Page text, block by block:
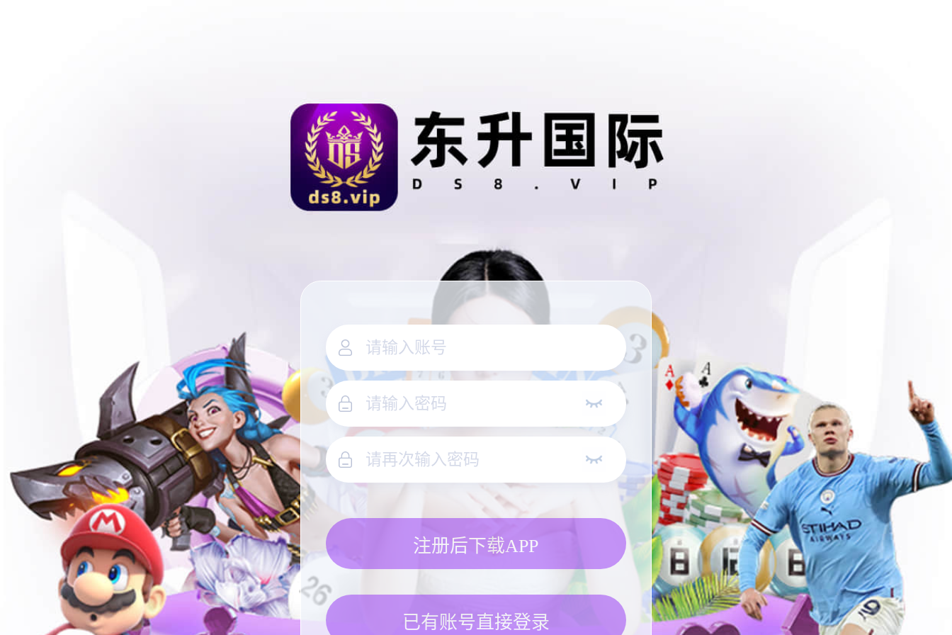
注册后下载APP
已有账号直接登录